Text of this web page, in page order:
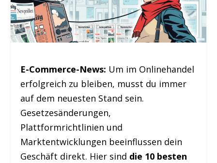
E-Commerce-News: Um im Onlinehandel
erfolgreich zu bleiben, musst du immer
auf dem neuesten Stand sein.
Gesetzesänderungen,
Plattformrichtlinien und
Marktentwicklungen beeinflussen dein
Geschäft direkt. Hier sind die 10 besten